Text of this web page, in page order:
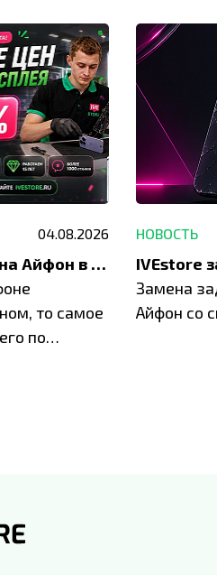
04.08.2026
Замена экрана на Айфон в Москве и Балашихе
то самое
по
НОВОСТЬ
Замена
Айфон со